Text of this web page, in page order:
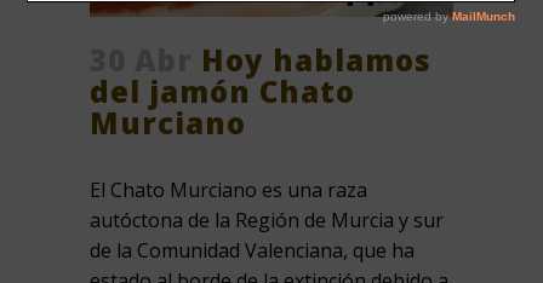
Hoy hablamos
del jamón Chato
Murciano
El Chato Murciano es una raza
autóctona de la Región de Murcia y sur
de la Comunidad Valenciana, que ha